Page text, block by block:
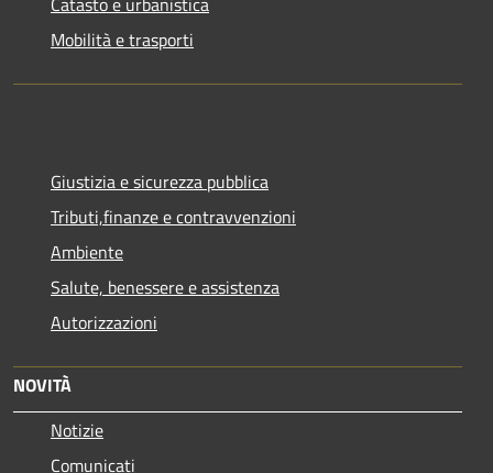
Mobilità e trasporti
Giustizia e sicurezza pubblica
Tributi,finanze e contravvenzioni
Ambiente
Salute, benessere e assistenza
Autorizzazioni
NOVITÀ
Notizie
Comunicati